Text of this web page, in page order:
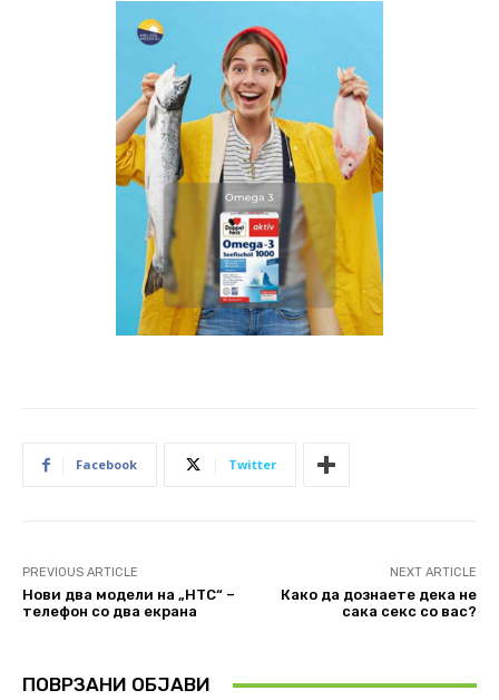
Facebook Twitter
PREVIOUS ARTICLE
Нови два модели на „HTC“ –
телефон со два екрана
NEXT ARTICLE
Како да дознаете дека не
сака секс со вас?
ПОВРЗАНИ ОБЈАВИ